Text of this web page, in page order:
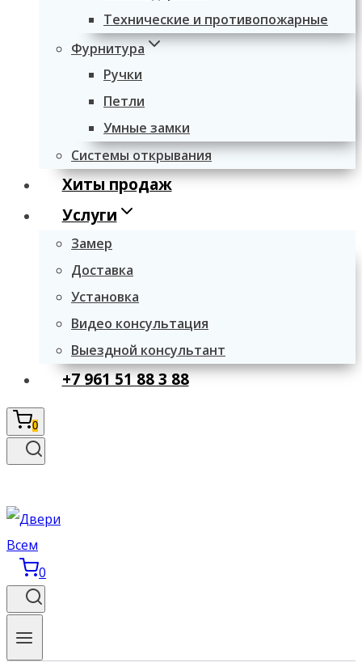
Технические и противопожарные
Фурнитура
Ручки
Петли
Умные замки
Системы открывания
Хиты продаж
Услуги
Замер
Доставка
Установка
Видео консультация
Выездной консультант
+7 961 51 88 3 88
0
0